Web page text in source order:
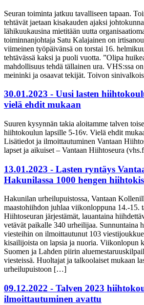
Seuran toiminta jatkuu tavalliseen tapaan.
tehtävät jaetaan kisakauden ajaksi
lähikuukausina mietitään uutta
toiminnanjohtaja Satu Kalajainen on
viimeinen työpäivänsä on torstai 16.
tehtävässä kaksi ja puoli vuotta. ”Olipa
mahdollisuus tehdä tällainen ura. VHS:ssa
meininki ja osaavat tekijät. Toivon
30.01.2023 - Uusi lasten
vielä ehdit mukaan
Suuren kysynnän takia aloitamme talven
hiihtokoulun lapsille 5-16v. Vielä ehdit
Lisätiedot ja ilmoittautuminen Vantaan
lapset ja aikuiset – Vantaan Hiihtoseura
13.01.2023 - Lasten ryntäys
Hakunilassa 1000 hengen
Hakunilan urheilupuistossa, Vantaan
maastohiihdon juhlaa viikonloppuna 14.-15.
Hiihtoseuran järjestämät, lauantaina
vetävät paikalle 340 urheilijaa. Sunnuntaina
viesteihin on ilmoittautunut 103
kisailijoista on lapsia ja nuoria. Viikonlopun
Suomen ja Lahden piirin
viesteissä. Huoltajat ja talkoolaiset mukaan
urheilupuistoon […]
09.12.2022 - Talven 2023
ilmoittautuminen avattu